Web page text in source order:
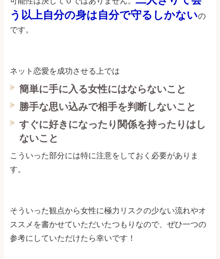
う以上自分の身は自分で守るしかないの
です。
ネット恋愛を成功させる上では
簡単に手に入る女性にはならないこと
勝手な思い込みで相手を判断しないこと
すぐに好きになったり関係を持ったりはし
ないこと
こういった部分には特に注意をしておく必要がありま
す。
そういった観点から女性に極力リスクの少ない流れやオ
ススメを書かせていただいたつもりなので、ぜひ一つの
参考にしていただけたら幸いです！